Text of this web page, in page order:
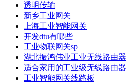
透明传输
新乡工业网关
上海工业智能网关
开发dtu有哪些
工业物联网关sp
湖北振鸿伟业工业无线路由器
适合家用的工业级无线路由器
工业智能网关线路板